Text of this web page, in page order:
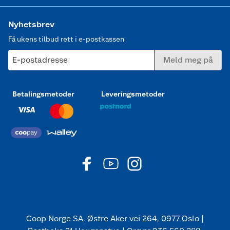
Nyhetsbrev
Få ukens tilbud rett i e-postkassen
E-postadresse Meld meg på
Betalingsmetoder Leveringsmetoder
Coop Norge SA, Østre Aker vei 264, 0977 Oslo |